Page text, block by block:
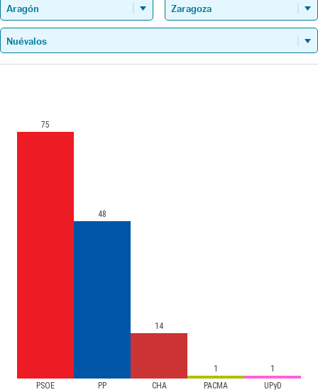
PSOE PP CHA PACMA UPyD
75
48
14
1 1